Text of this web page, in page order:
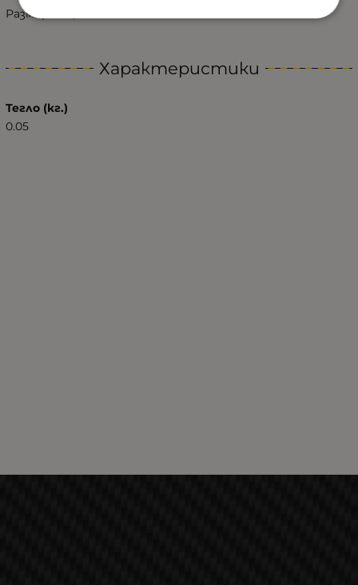
Размери: 15,5 х 12 см.
Характеристики
Тегло (кг.)
0.05